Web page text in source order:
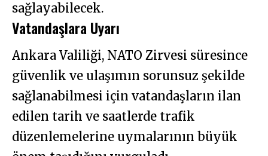
sağlayabilecek.
Vatandaşlara Uyarı
Ankara Valiliği, NATO Zirvesi süresince
güvenlik ve ulaşımın sorunsuz şekilde
sağlanabilmesi için vatandaşların ilan
edilen tarih ve saatlerde trafik
düzenlemelerine uymalarının büyük